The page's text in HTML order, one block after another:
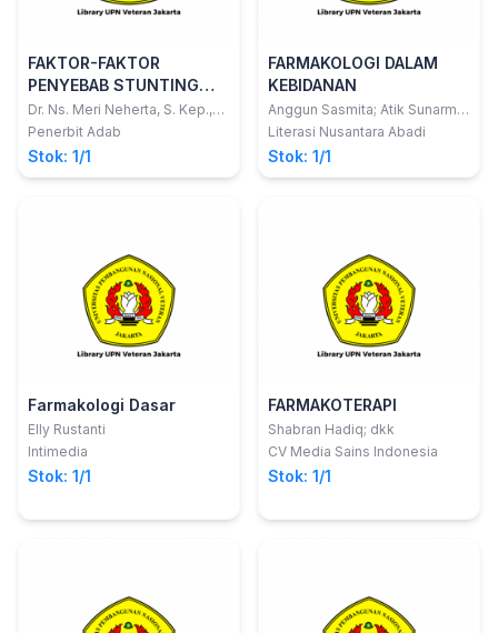
FAKTOR-FAKTOR
PENYEBAB STUNTING
PADA ANAK
Dr. Ns. Meri Neherta, S. Kep.,
M. Biomed.,; Dr. Deswita, S.Kp.,
Reky Marlani, S. Kep., M. Kep.
Penerbit Adab
Stok: 1/1
FARMAKOLOGI DALAM
KEBIDANAN
Anggun Sasmita; Atik Sunarmi;
Bdn. Risna Ayu Rahmadani,
Literasi Nusantara Abadi
Stok: 1/1
Farmakologi Dasar
Elly Rustanti
Intimedia
Stok: 1/1
FARMAKOTERAPI
Shabran Hadiq; dkk
CV Media Sains Indonesia
Stok: 1/1